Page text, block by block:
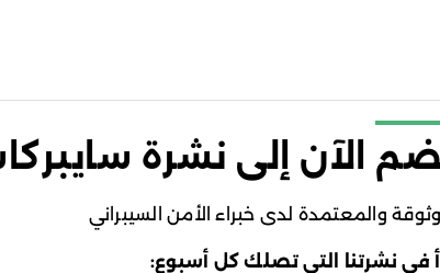
الآن إلى نشرة
والمعتمدة لدى خبراء الأمن السيبراني
في نشرتنا التي تصلك كل أسبوع: